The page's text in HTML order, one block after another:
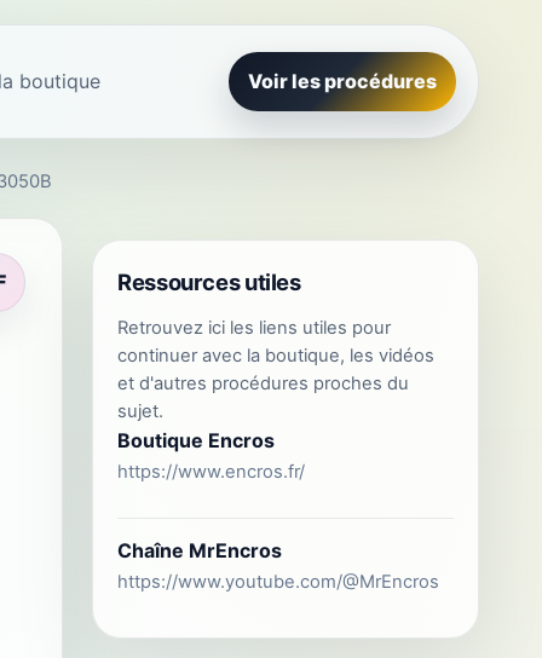
boutique Voir les procédures
Ressources utiles
Retrouvez ici les liens utiles pour
continuer avec la boutique, les vidéos
et d'autres procédures proches du
sujet.
Boutique Encros
https://www.encros.fr/
Chaîne MrEncros
https://www.youtube.com/@MrEncros